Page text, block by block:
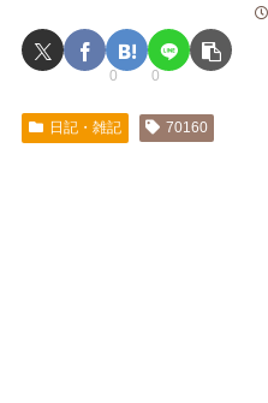
0 0
日記・雑記 70160